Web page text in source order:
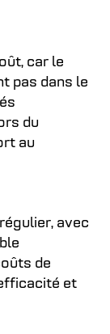
car le
pas dans le
du
au
avec
de
et